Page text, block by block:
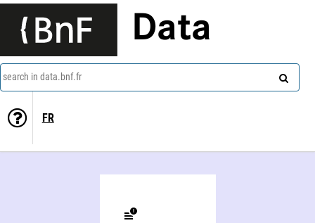
Data
search in data.bnf.fr
FR